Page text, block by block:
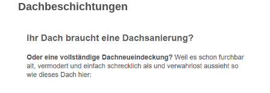
Dachbeschichtungen